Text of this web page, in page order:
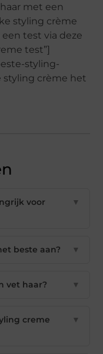
met een
styling crème
test via deze
test”]
styling-
styling crème het
voor
▼
beste aan? ▼
vet haar? ▼
creme
▼